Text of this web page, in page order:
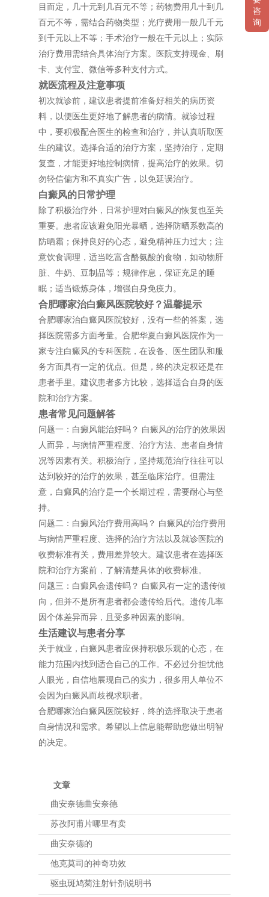
目而定，几十元到几百元不等；药物费用几十到几
百元不等，需结合药物类型；光疗费用一般几千元
到千元以上不等；手术治疗一般在千元以上；实际
治疗费用需结合具体治疗方案。医院支持现金、刷
卡、支付宝、微信等多种支付方式。
就医流程及注意事项
初次就诊前，建议患者提前准备好相关的病历资
料，以便医生更好地了解患者的病情。就诊过程
中，要积极配合医生的检查和治疗，并认真听取医
生的建议。选择合适的治疗方案，坚持治疗，定期
复查，才能更好地控制病情，提高治疗的效果。切
勿轻信偏方和不真实广告，以免延误治疗。
白癜风的日常护理
除了积极治疗外，日常护理对白癜风的恢复也至关
重要。患者应该避免阳光暴晒，选择防晒系数高的
防晒霜；保持良好的心态，避免精神压力过大；注
意饮食调理，适当吃富含酪氨酸的食物，如动物肝
脏、牛奶、豆制品等；规律作息，保证充足的睡
眠；适当锻炼身体，增强自身免疫力。
合肥哪家治白癜风医院较好？温馨提示
合肥哪家治白癜风医院较好，没有一些的答案，选
择医院需多方面考量。合肥华夏白癜风医院作为一
家专注白癜风的专科医院，在设备、医生团队和服
务方面具有一定的优点。但是，终的决定权还是在
患者手里。建议患者多方比较，选择适合自身的医
院和治疗方案。
患者常见问题解答
问题一：白癜风能治好吗？ 白癜风的治疗的效果因
人而异，与病情严重程度、治疗方法、患者自身情
况等因素有关。积极治疗，坚持规范治疗往往可以
达到较好的治疗的效果，甚至临床治疗。但需注
意，白癜风的治疗是一个长期过程，需要耐心与坚
持。
问题二：白癜风治疗费用高吗？ 白癜风的治疗费用
与病情严重程度、选择的治疗方法以及就诊医院的
收费标准有关，费用差异较大。建议患者在选择医
院和治疗方案前，了解清楚具体的收费标准。
问题三：白癜风会遗传吗？ 白癜风有一定的遗传倾
向，但并不是所有患者都会遗传给后代。遗传几率
因个体差异而异，且受多种因素的影响。
生活建议与患者分享
关于就业，白癜风患者应保持积极乐观的心态，在
能力范围内找到适合自己的工作。不必过分担忧他
人眼光，自信地展现自己的实力，很多用人单位不
会因为白癜风而歧视求职者。
合肥哪家治白癜风医院较好，终的选择取决于患者
自身情况和需求。希望以上信息能帮助您做出明智
的决定。
文章
曲安奈德曲安奈德
苏孜阿甫片哪里有卖
曲安奈德的
他克莫司的神奇功效
驱虫斑鸠菊注射针剂说明书
咨
询